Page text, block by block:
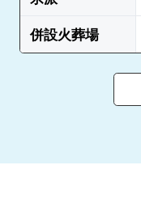
併設火葬場